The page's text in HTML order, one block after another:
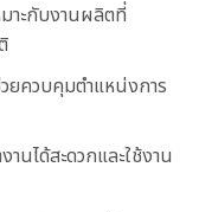
มาะกับงานผลิตที่
ยควบคุมตำแหน่งการ
นได้สะดวกและใช้งาน